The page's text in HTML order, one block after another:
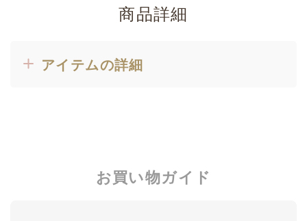
商品詳細
アイテムの詳細
お買い物ガイド